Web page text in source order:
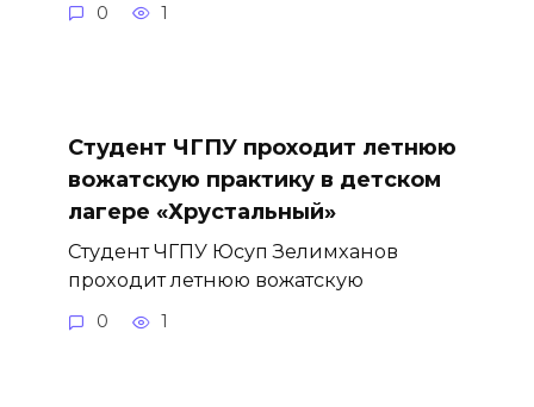
0 1
Студент ЧГПУ проходит летнюю
вожатскую практику в детском
лагере «Хрустальный»
Студент ЧГПУ Юсуп Зелимханов
проходит летнюю вожатскую
0 1